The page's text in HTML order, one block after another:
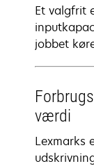
Et valgfrit
jobbet
værdi
Lexmarks